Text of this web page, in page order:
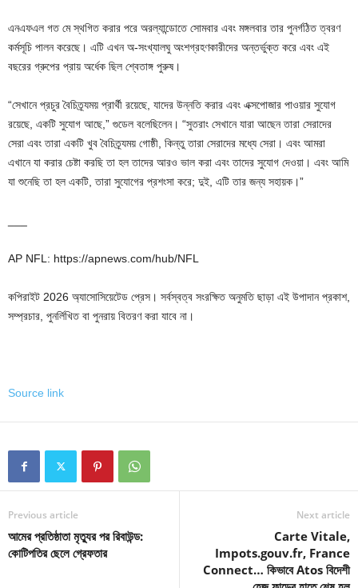
এনএফএল গত মে স্থগিত করার পরে অরল্যান্ডোতে সোমবার এবং মঙ্গলবার তার পুনর্গঠিত ত্বরণ
কর্মসূচি পালন করেছে। এটি এখন অ-সংখ্যালঘু অংশগ্রহণকারীদের অন্তর্ভুক্ত করে এবং এই
বছরের গ্রুপের প্রায় অর্ধেক ছিল শ্বেতাঙ্গ পুরুষ।
“সেখানে প্রচুর বৈচিত্র্যময় প্রার্থী রয়েছে, যাদের উন্নতি করার এবং এক্সপোজার পাওয়ার সুযোগ
রয়েছে, একটি সুযোগ আছে,” গুডেল বলেছিলেন। “সুতরাং সেখানে যারা আছেন তারা সেরাদের
সেরা এবং তারা একটি খুব বৈচিত্র্যময় গোষ্ঠী, কিন্তু তারা সেরাদের মধ্যে সেরা। এবং আমরা
এখানে যা করার চেষ্টা করছি তা হল তাদের আরও ভাল করা এবং তাদের সুযোগ দেওয়া। এবং আমি
যা শুনেছি তা হল একটি, তারা সুযোগের প্রশংসা করে; দুই, এটি তার জন্য সহায়ক।”
AP NFL: https://apnews.com/hub/NFL
কপিরাইট 2026 অ্যাসোসিয়েটেড প্রেস। সর্বস্বত্ব সংরক্ষিত অনুমতি ছাড়া এই উপাদান প্রকাশ,
সম্প্রচার, পুনর্লিখিত বা পুনরায় বিতরণ করা যাবে না।
Source link
Previous article
আমের প্রতিষ্ঠাতা মৃত্যুর পর রিবাউন্ড:
কোটিপতির ছেলে গ্রেফতার
Next article
Carte Vitale,
Impots.gouv.fr, France
Connect… কিভাবে Atos বিদেশী